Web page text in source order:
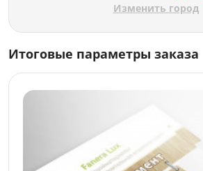
Изменить город
Итоговые параметры заказа